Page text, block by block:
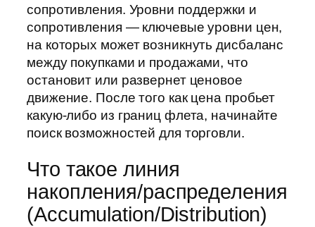
сопротивления. Уровни поддержки и
сопротивления — ключевые уровни цен,
на которых может возникнуть дисбаланс
между покупками и продажами, что
остановит или развернет ценовое
движение. После того как цена пробьет
какую-либо из границ флета, начинайте
поиск возможностей для торговли.
Что такое линия
накопления/распределения
(Accumulation/Distribution)